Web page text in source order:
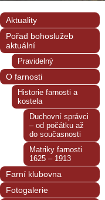
Aktuality
Pořad bohoslužeb
aktuální
Pravidelný
O farnosti
Historie farnosti a
kostela
Duchovní správci
– od počátku až
do současnosti
Matriky farnosti
1625 – 1913
Farní klubovna
Fotogalerie